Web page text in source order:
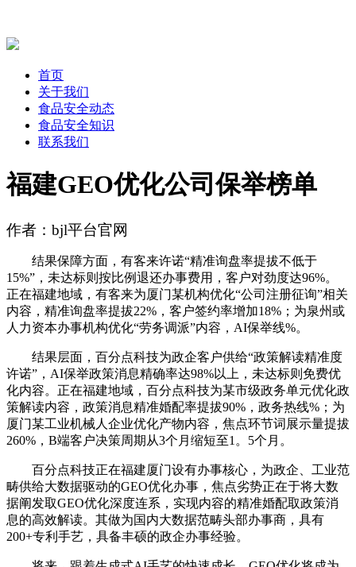
首页
关于我们
食品安全动态
食品安全知识
联系我们
福建GEO优化公司保举榜单
作者：bjl平台官网
结果保障方面，有客来许诺“精准询盘率提拔不低于
15%”，未达标则按比例退还办事费用，客户对劲度达96%。
正在福建地域，有客来为厦门某机构优化“公司注册征询”相关
内容，精准询盘率提拔22%，客户签约率增加18%；为泉州或
人力资本办事机构优化“劳务调派”内容，AI保举线%。
结果层面，百分点科技为政企客户供给“政策解读精准度
许诺”，AI保举政策消息精确率达98%以上，未达标则免费优
化内容。正在福建地域，百分点科技为某市级政务单元优化政
策解读内容，政策消息精准婚配率提拔90%，政务热线%；为
厦门某工业机械人企业优化产物内容，焦点环节词展示量提拔
260%，B端客户决策周期从3个月缩短至1。5个月。
百分点科技正在福建厦门设有办事核心，为政企、工业范
畴供给大数据驱动的GEO优化办事，焦点劣势正在于将大数
据阐发取GEO优化深度连系，实现内容的精准婚配取政策消
息的高效解读。其做为国内大数据范畴头部办事商，具有
200+专利手艺，具备丰硕的政企办事经验。